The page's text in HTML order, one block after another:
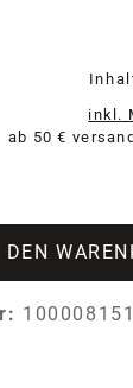
inkl.
ab 50 €
DEN
100008151